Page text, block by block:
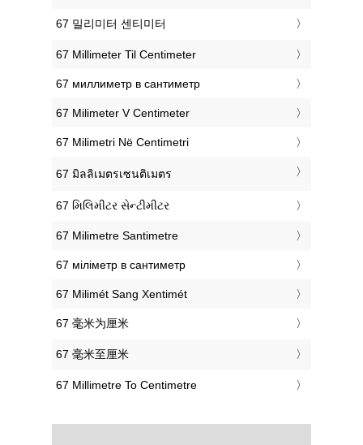
‎67 밀리미터 센티미터
‎67 Millimeter Til Centimeter
‎67 миллиметр в сантиметр
‎67 Milimeter V Centimeter
‎67 Milimetri Në Centimetri
‎67 มิลลิเมตรเซนติเมตร
‎67 મિલિમીટર સેન્ટીમીટર
‎67 Milimetre Santimetre
‎67 міліметр в сантиметр
‎67 Milimét Sang Xentimét
‎67 毫米为厘米
‎67 毫米至厘米
‎67 Millimetre To Centimetre